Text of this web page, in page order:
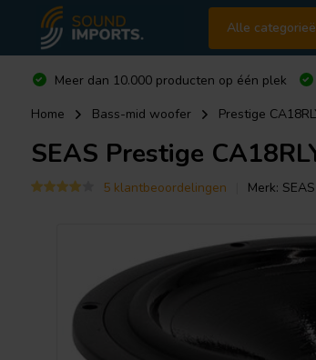
Alle
Meer dan 10.000 producten op één plek
Home
Bass-mid woofer Prestige
SEAS Prestige
5 klantbeoordelingen Merk: SEAS